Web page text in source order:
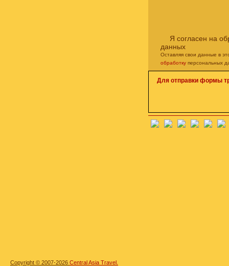
Я согласен на
данных
Оставляя свои данные в
обработку персональных
Для отправки формы
Copyright © 2007-2026 Central Asia Travel.